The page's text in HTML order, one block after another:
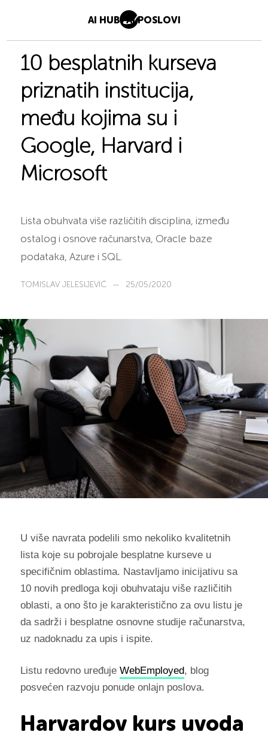
AI HUB AI POSLOVI
10 besplatnih kurseva
priznatih institucija,
među kojima su i
Google, Harvard i
Microsoft
Lista obuhvata više različitih disciplina, između
ostalog i osnove računarstva, Oracle baze
podataka, Azure i SQL.
TOMISLAV JELESIJEVIĆ — 25/05/2020
U više navrata podelili smo nekoliko kvalitetnih
lista koje su pobrojale besplatne kurseve u
specifičnim oblastima. Nastavljamo inicijativu sa
10 novih predloga koji obuhvataju više različitih
oblasti, a ono što je karakteristično za ovu listu je
da sadrži i besplatne osnovne studije računarstva,
uz nadoknadu za upis i ispite.
Listu redovno uređuje WebEmployed, blog
posvećen razvoju ponude onlajn poslova.
Harvardov kurs uvoda